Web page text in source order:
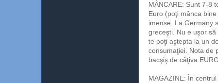
MÂNCARE: Sunt 7-8
Euro (poţi mânca
imense. La Germany
greceşti. Nu e uşor
te poţi aştepta la un
consumaţiei. Nota de
bacşiş de câţiva
MAGAZINE: În